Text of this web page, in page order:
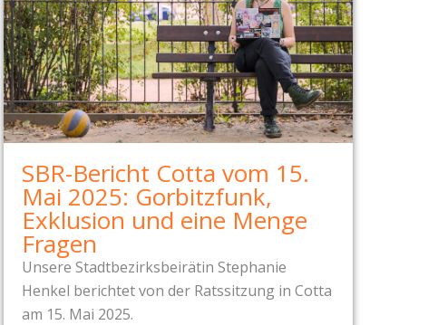
SBR-Bericht Cotta vom 15.
Mai 2025: Gorbitzfunk,
Exklusion und eine Menge
Fragen
Unsere Stadtbezirksbeirätin Stephanie
Henkel berichtet von der Ratssitzung in Cotta
am 15. Mai 2025.